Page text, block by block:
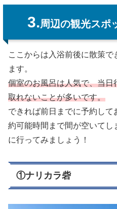
3.周辺の観光スポ
ここからは入浴前後に散策
ます。
個室のお風呂は人気で、当日
取れないことが多いです。
できれば前日までに予約し
約可能時間まで間が空いてし
に行ってみましょう！
①ナリカラ砦